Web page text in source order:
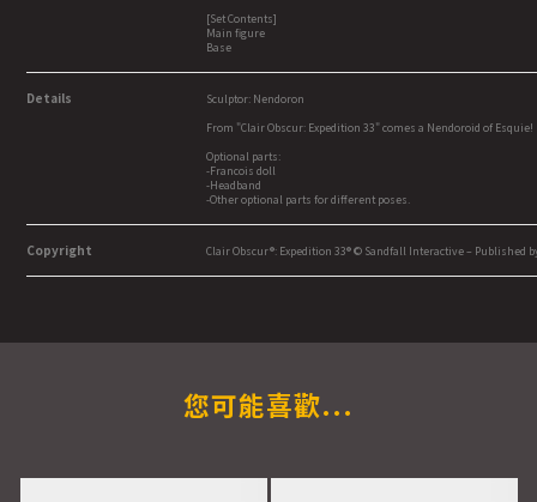
[Set Contents]
Main figure
Base
Details
Sculptor: Nendoron
From "Clair Obscur: Expedition 33" comes a Nendoroid of Esquie!
Optional parts:
-Francois doll
-Headband
-Other optional parts for different poses.
Copyright Clair Obscur®: Expedition 33® © Sandfall Interactive –
您可能喜歡...